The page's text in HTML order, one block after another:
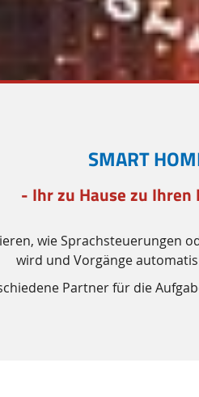
SMART
- Ihr zu Hause zu Ihren
wie Sprachsteuerungen
wird und Vorgänge
Partner für die